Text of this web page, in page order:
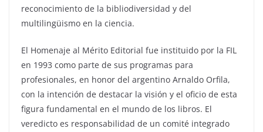
reconocimiento de la bibliodiversidad y del
multilingüismo en la ciencia.
El Homenaje al Mérito Editorial fue instituido por la FIL
en 1993 como parte de sus programas para
profesionales, en honor del argentino Arnaldo Orfila,
con la intención de destacar la visión y el oficio de esta
figura fundamental en el mundo de los libros. El
veredicto es responsabilidad de un comité integrado